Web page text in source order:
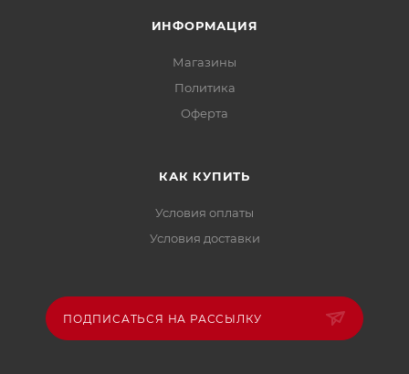
ИНФОРМАЦИЯ
Магазины
Политика
Офертa
КАК КУПИТЬ
Условия оплаты
Условия доставки
ПОДПИСАТЬСЯ НА РАССЫЛКУ